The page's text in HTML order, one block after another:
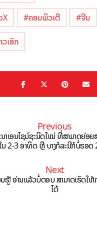
#ຄອມພິວເຕີ #ຈີນ
ວເອັກ
Previous
າເອນໄຊມ໌ຊະນິດໃໝ່ ທີ່ສາມາດຍ່ອຍ
ນ 2-3 ອາທິດ ຫຼື ບາງກໍລະນີກໍບໍ່ຮອດ
Next
ຮູ້! ອ່ານແລ້ວບໍ່ຕອບ ສາມາດເຮັດໃ
ໄດ້